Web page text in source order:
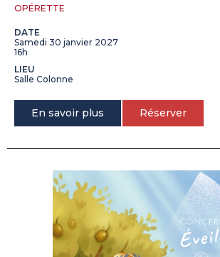
OPÉRETTE
DATE
Samedi 30 janvier 2027
16h
LIEU
Salle Colonne
En savoir plus Réserver